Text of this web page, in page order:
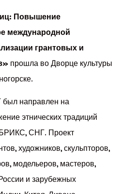
Повышение
международной
грантовых и
прошла во Дворце культуры
направлен на
этнических традиций
БРИКС, СНГ. Проект
художников, скульпторов,
модельеров, мастеров,
и зарубежных